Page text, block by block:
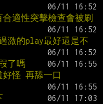
適性突擊檢查會被刷
激的play最好還是不
了嗎
怪 再舔一口